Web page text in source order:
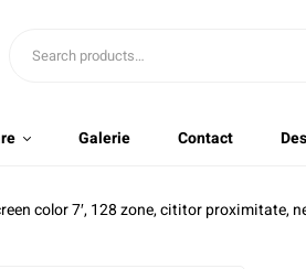
Galerie Contact
color 7′, 128 zone, cititor proximitate,